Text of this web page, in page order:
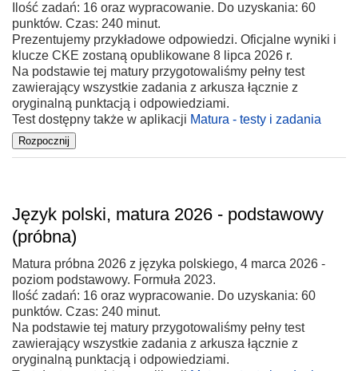
Ilość zadań: 16 oraz wypracowanie. Do uzyskania: 60
punktów. Czas: 240 minut.
Prezentujemy przykładowe odpowiedzi. Oficjalne wyniki i
klucze CKE zostaną opublikowane 8 lipca 2026 r.
Na podstawie tej matury przygotowaliśmy pełny test
zawierający wszystkie zadania z arkusza łącznie z
oryginalną punktacją i odpowiedziami.
Test dostępny także w aplikacji Matura - testy i zadania
Język polski, matura 2026 - podstawowy
(próbna)
Matura próbna 2026 z języka polskiego, 4 marca 2026 -
poziom podstawowy. Formuła 2023.
Ilość zadań: 16 oraz wypracowanie. Do uzyskania: 60
punktów. Czas: 240 minut.
Na podstawie tej matury przygotowaliśmy pełny test
zawierający wszystkie zadania z arkusza łącznie z
oryginalną punktacją i odpowiedziami.